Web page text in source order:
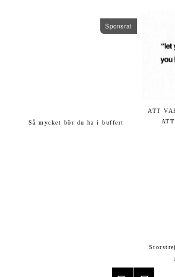
Sponsrat
Så mycket bör du ha i buffert
ATT